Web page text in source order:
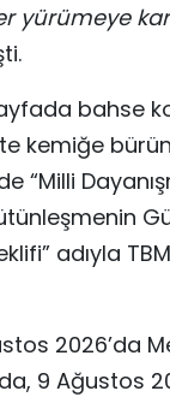
yürümeye
bahse
kemiğe
“Milli
adıyla
2026’da
9 Ağustos